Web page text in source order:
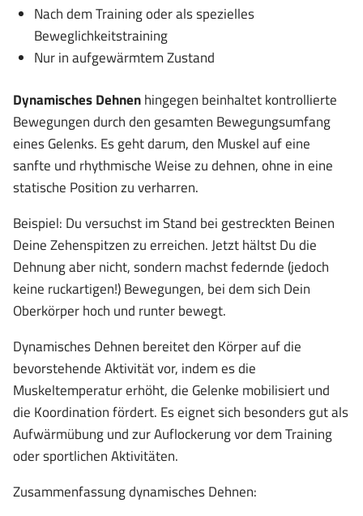
Nach dem Training oder als spezielles
Beweglichkeitstraining
Nur in aufgewärmtem Zustand
Dynamisches Dehnenhingegen beinhaltet kontrollierte
Bewegungen durch den gesamten Bewegungsumfang
eines Gelenks. Es geht darum, den Muskel auf eine
sanfte und rhythmische Weise zu dehnen, ohne in eine
statische Position zu verharren.
Beispiel: Du versuchst im Stand bei gestreckten Beinen
Deine Zehenspitzen zu erreichen. Jetzt hältst Du die
Dehnung aber nicht, sondern machst federnde (jedoch
keine ruckartigen!) Bewegungen, bei dem sich Dein
Oberkörper hoch und runter bewegt.
Dynamisches Dehnen bereitet den Körper auf die
bevorstehende Aktivität vor, indem es die
Muskeltemperatur erhöht, die Gelenke mobilisiert und
die Koordination fördert. Es eignet sich besonders gut als
Aufwärmübung und zur Auflockerung vor dem Training
oder sportlichen Aktivitäten.
Zusammenfassung dynamisches Dehnen: